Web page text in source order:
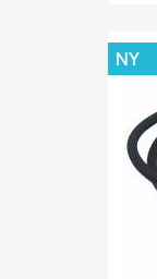
NY